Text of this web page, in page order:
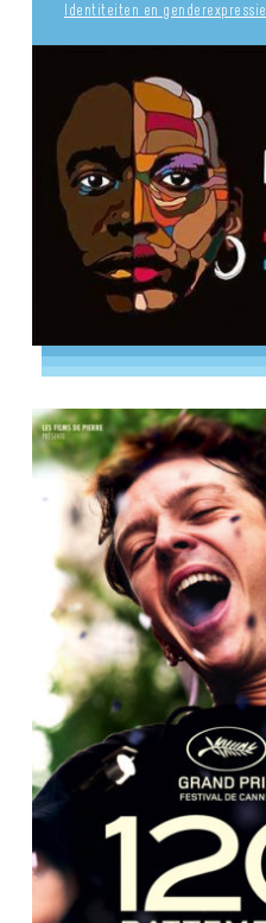
Identiteiten en genderexpressie